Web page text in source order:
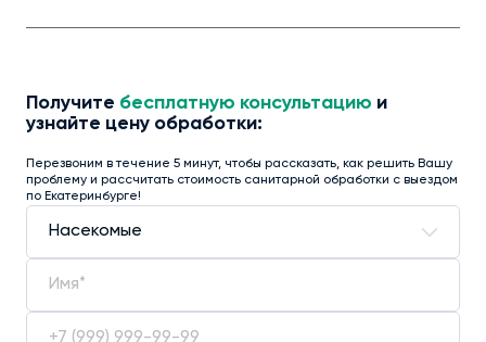
Получите бесплатную консультацию и
узнайте цену обработки:
Перезвоним в течение 5 минут, чтобы рассказать, как решить Вашу
проблему и рассчитать стоимость санитарной обработки с выездом
по Екатеринбурге!